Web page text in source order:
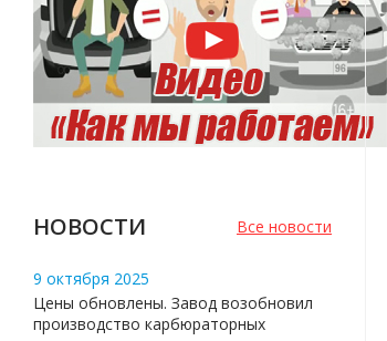
Все новости
НОВОСТИ
9 октября 2025
Цены обновлены. Завод возобновил
производство карбюраторных